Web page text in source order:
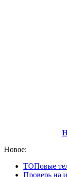
Новое:
ТОПовые
Проверь на